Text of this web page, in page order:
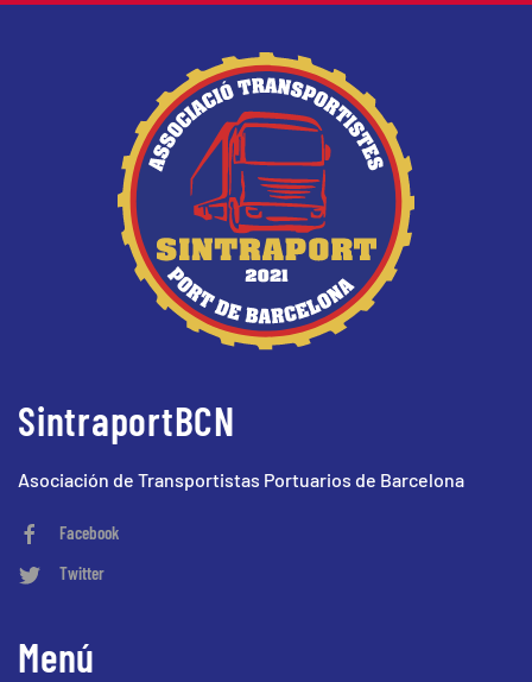
SintraportBCN
Asociación de Transportistas Portuarios de Barcelona
Facebook
Twitter
Menú